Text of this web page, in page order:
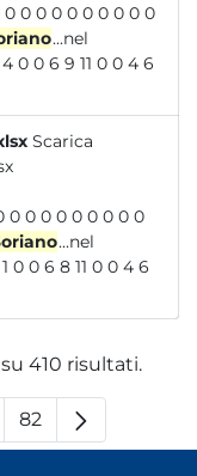
0 0 0 0 0 0 0 0 0 0
...nel
4 0 0 6 9 11 0 0 4 6
Scarica
0 0 0 0 0 0 0 0 0
...nel
0 0 6 8 11 0 0 4 6
su 410 risultati.
intermedie
Pagina
82